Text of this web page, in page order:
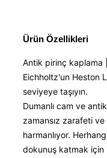
Ürün Özellikleri
Antik pirinç kaplama
Eichholtz'un Heston L
seviyeye taşıyın.
Dumanlı cam ve
zamansız zarafeti
harmanlıyor.
dokunuş katmak için